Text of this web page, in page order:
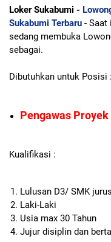
Loker Sukabumi -
Sukabumi Terbaru - Saat
sedang membuka
sebagai.
Dibutuhkan untuk Posisi :
Pengawas Proyek
Kualifikasi :
Lulusan D3/ SMK
Laki-Laki
Usia max 30 Tahun
Jujur disiplin dan